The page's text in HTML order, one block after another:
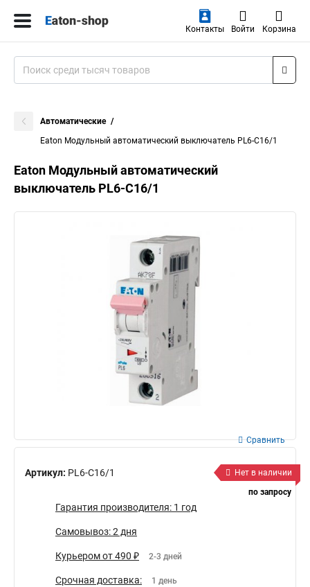
Контакты Войти Корзина
Автоматические
Eaton Модульный автоматический выключатель PL6-C16/1
Eaton Модульный автоматический
выключатель PL6-C16/1
Артикул: PL6-C16/1
Сравнить
Нет в наличии
по запросу
Гарантия производителя: 1 год
Самовывоз: 2 дня
Курьером от 490 ₽ 2-3 дней
Срочная доставка: 1 день